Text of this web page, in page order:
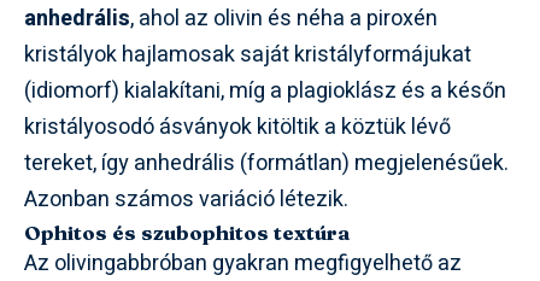
anhedrális, ahol az olivin és néha a piroxén
kristályok hajlamosak saját kristályformájukat
(idiomorf) kialakítani, míg a plagioklász és a későn
kristályosodó ásványok kitöltik a köztük lévő
tereket, így anhedrális (formátlan) megjelenésűek.
Azonban számos variáció létezik.
Ophitos és szubophitos textúra
Az olivingabbróban gyakran megfigyelhető az